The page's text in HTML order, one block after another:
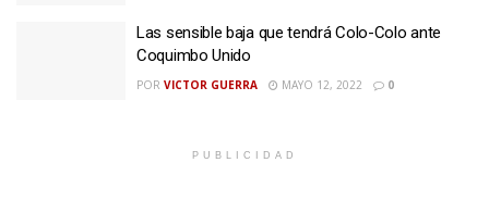
Las sensible baja que tendrá Colo-Colo ante
Coquimbo Unido
POR VICTOR GUERRA MAYO 12, 2022 0
PUBLICIDAD